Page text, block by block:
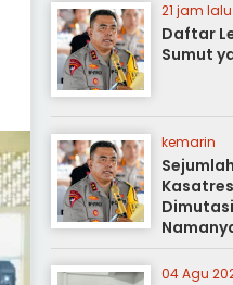
21 jam lalu
Daftar
Sumut
kemarin
04 Agu